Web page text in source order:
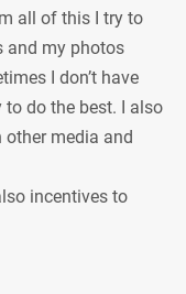
all of this I try to
and my photos
I don’t have
do the best. I also
media and
incentives to